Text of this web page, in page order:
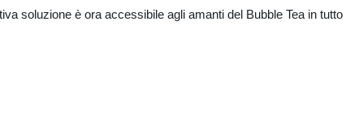
soluzione è ora accessibile agli amanti del Bubble Tea in